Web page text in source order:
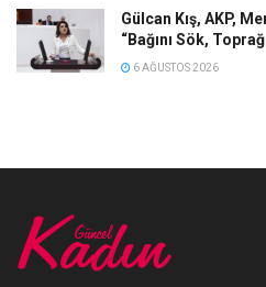
Gülcan Kış, AKP,
“Bağını Sök,
6 AĞUSTOS 2026